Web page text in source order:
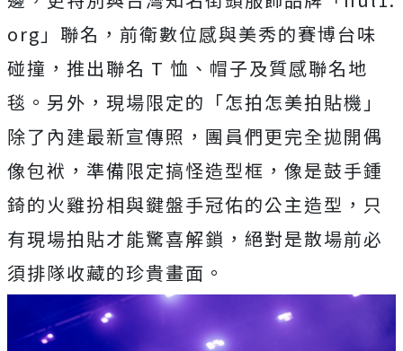
org」聯名，前衛數位感與美秀的賽博台味
碰撞，推出聯名 T 恤、帽子及質感聯名地
毯。另外，現場限定的「怎拍怎美拍貼機」
除了內建最新宣傳照，團員們更完全拋開偶
像包袱， 準備限定搞怪造型框， 像是鼓手鍾
錡的火雞扮相與鍵盤手冠佑的公主造型， 只
有現場拍貼才能驚喜解鎖， 絕對是散場前必
須排隊收藏的珍貴畫面。